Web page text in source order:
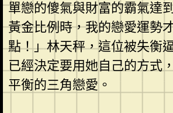
單戀的傻氣與財富的霸氣達
黃金比例時，我的戀愛運勢
點！」林天秤，這位被失衡
已經決定要用她自己的方式
平衡的三角戀愛。